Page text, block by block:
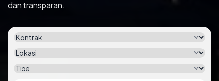
dan transparan.